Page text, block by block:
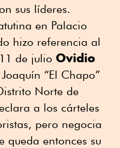
sus líderes.
en Palacio
hizo referencia al
de julio Ovidio
“El Chapo”
Norte de
a los cárteles
pero negocia
queda entonces su